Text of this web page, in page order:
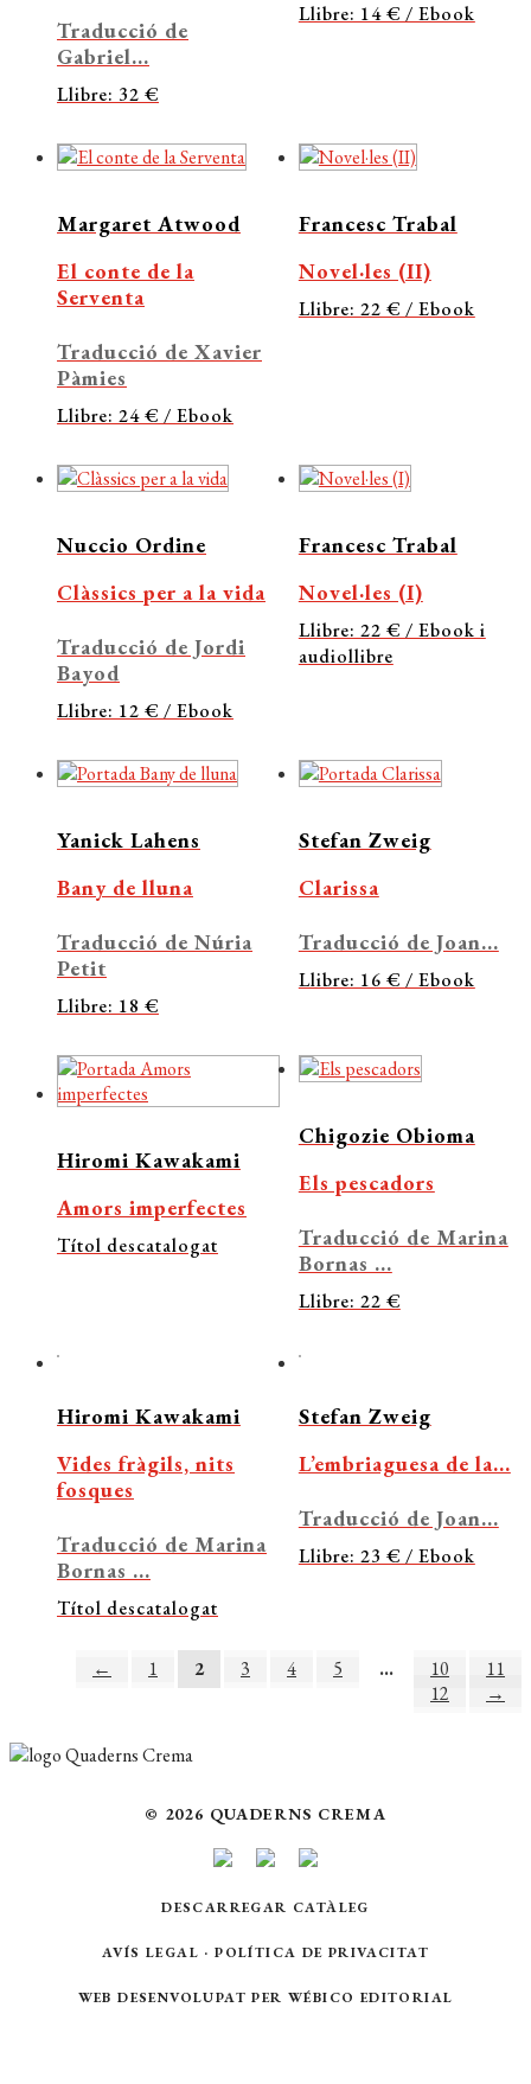
Traducció de
Gabriel...
Llibre: 32 €
Llibre: 14 € / Ebook
Margaret Atwood
El conte de la
Serventa
Traducció de Xavier
Pàmies
Llibre: 24 € / Ebook
Francesc Trabal
Novel·les (II)
Llibre: 22 € / Ebook
Nuccio Ordine
Clàssics per a la vida
Traducció de Jordi
Bayod
Llibre: 12 € / Ebook
Francesc Trabal
Novel·les (I)
Llibre: 22 € / Ebook i
audiollibre
Yanick Lahens
Bany de lluna
Traducció de Núria
Petit
Llibre: 18 €
Stefan Zweig
Clarissa
Traducció de Joan...
Llibre: 16 € / Ebook
Hiromi Kawakami
Amors imperfectes
Títol descatalogat
Chigozie Obioma
Els pescadors
Traducció de Marina
Bornas ...
Llibre: 22 €
Hiromi Kawakami
Vides fràgils, nits
fosques
Traducció de Marina
Bornas ...
Títol descatalogat
Stefan Zweig
L’embriaguesa de la...
Traducció de Joan...
Llibre: 23 € / Ebook
← 1 2 3 4 5 … 10
11
12
→
© 2026 QUADERNS CREMA
DESCARREGAR CATÀLEG
AVÍS LEGAL ·POLÍTICA DE PRIVACITAT
WEB DESENVOLUPAT PER WÉBICO EDITORIAL